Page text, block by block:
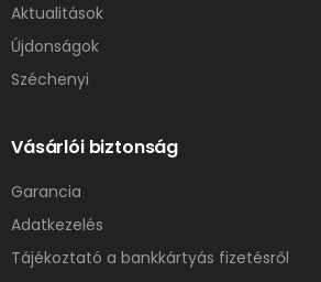
Aktualitások
Újdonságok
Széchenyi
Vásárlói biztonság
Garancia
Adatkezelés
Tájékoztató a bankkártyás fizetésről